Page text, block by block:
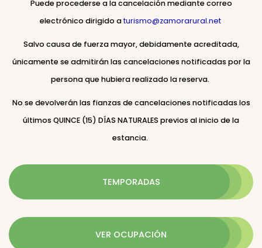
Puede procederse a la cancelación mediante correo
electrónico dirigido aturismo@zamorarural.net
Salvo causa de fuerza mayor, debidamente acreditada,
únicamente se admitirán las cancelaciones notificadas por la
persona que hubiera realizado la reserva.
No se devolverán las fianzas de cancelaciones notificadas los
últimos QUINCE (15) DÍAS NATURALES previos al inicio de la
estancia.
TEMPORADAS
VER OCUPACIÓN